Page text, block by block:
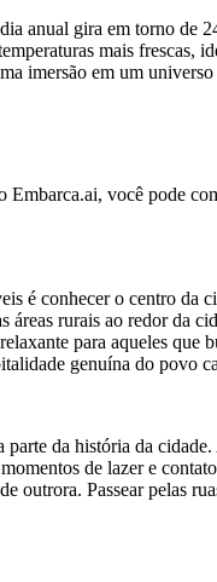
anual gira em torno de
mais frescas,
imersão em um
você pode
é conhecer o centro
rurais ao redor da
para aqueles
genuína do povo
da história da
de lazer e
Passear pelas